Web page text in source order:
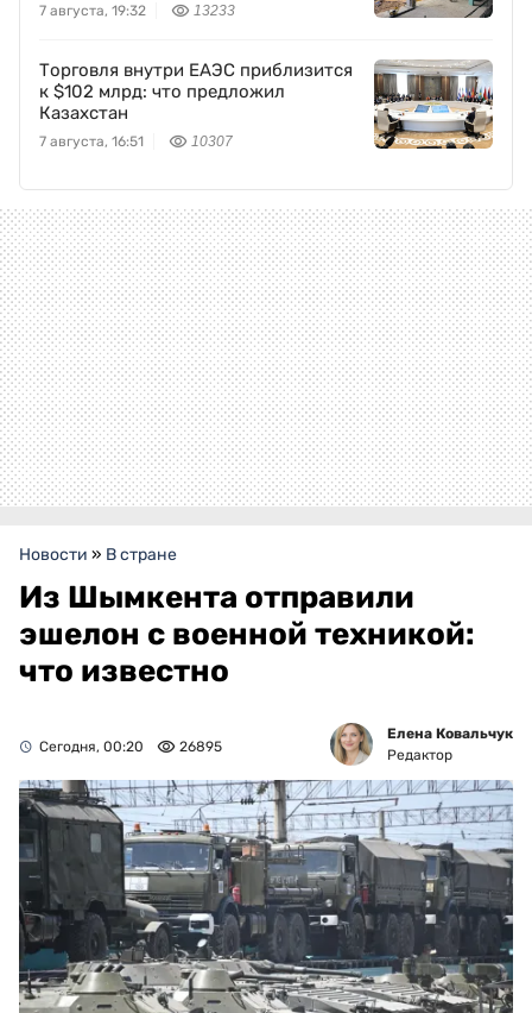
7 августа, 19:32 13233
Торговля внутри ЕАЭС приблизится
к $102 млрд: что предложил
Казахстан
7 августа, 16:51 10307
Новости » В стране
Из Шымкента отправили
эшелон с военной техникой:
что известно
Сегодня, 00:20 26895
Елена Ковальчук
Редактор